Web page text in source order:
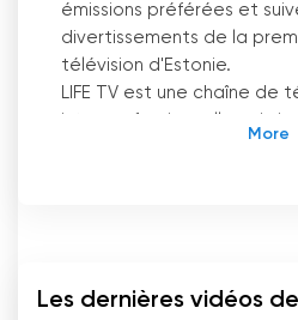
émissions préférées et
divertissements de la
télévision d ' Estonie.
LIFE TV est une chaîne de
Jésus-Christ, leur Sauveur
Les dernières vidéos